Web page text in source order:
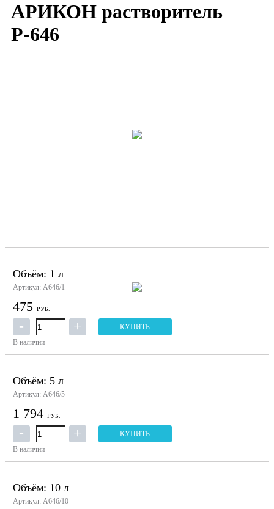
АРИКОН растворитель
Р-646
Объём: 1 л
Артикул: А646/1
475 РУБ.
КУПИТЬ
В наличии
Объём: 5 л
Артикул: А646/5
1 794 РУБ.
КУПИТЬ
В наличии
Объём: 10 л
Артикул: А646/10